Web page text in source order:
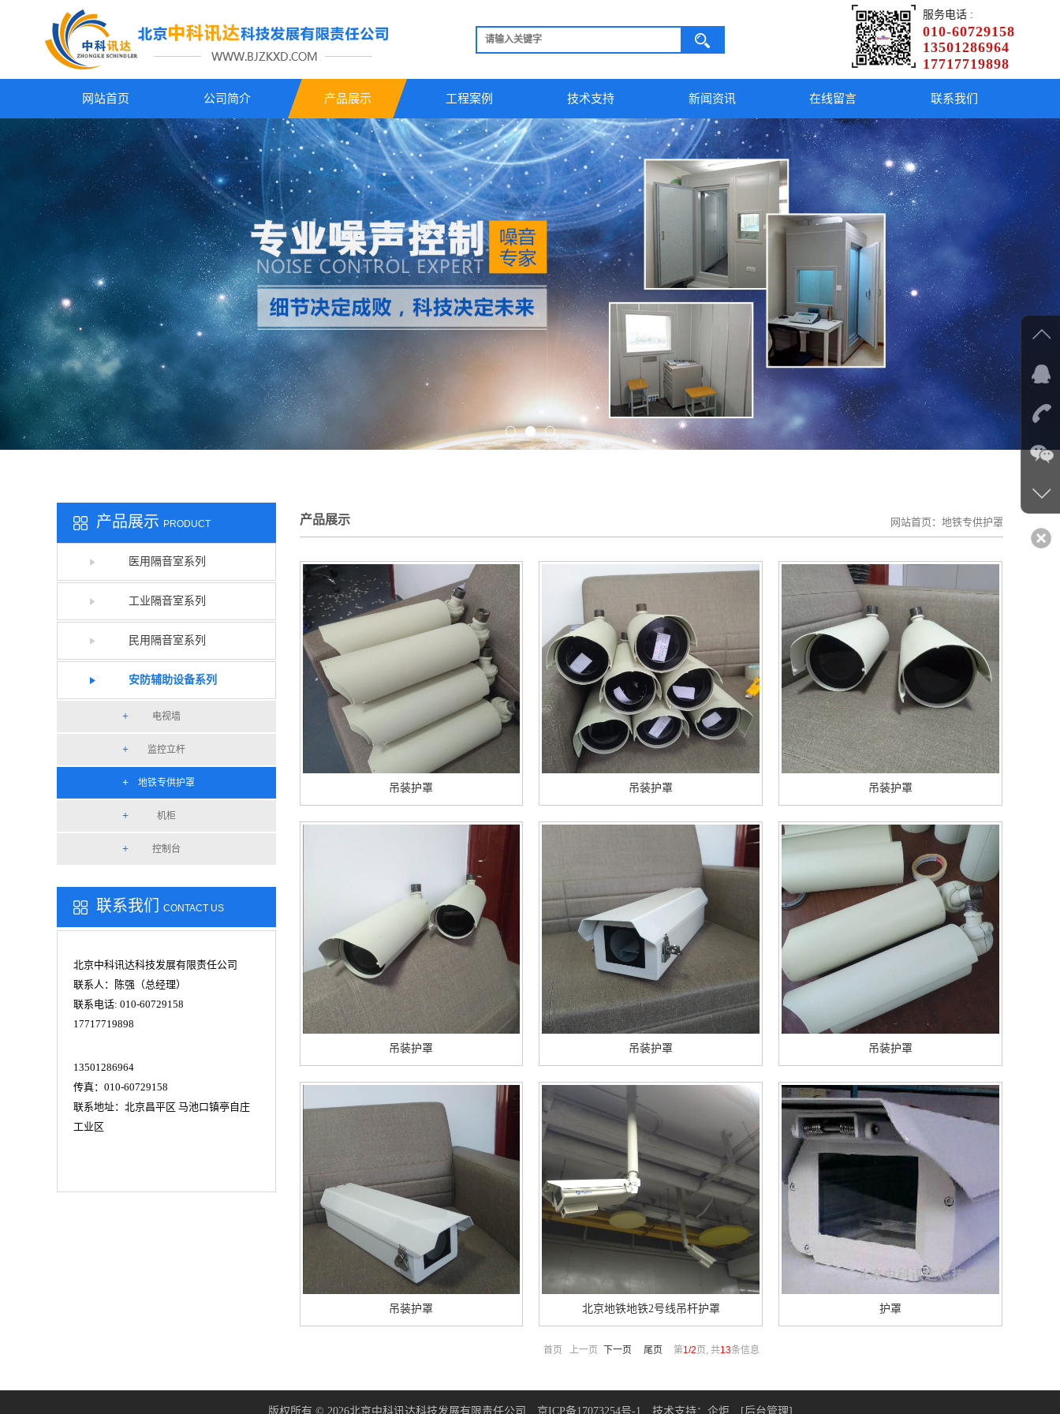
服务电话 :
010-60729158
13501286964
17717719898
网站首页 公司简介 产品展示 工程案例 技术支持 新闻资讯 在线留言 联系我们
产品展示 PRODUCT
医用隔音室系列
工业隔音室系列
民用隔音室系列
安防辅助设备系列
电视墙
监控立杆
地铁专供护罩
机柜
控制台
联系我们 CONTACT US
北京中科讯达科技发展有限责任公司
联系人：陈强（总经理）
联系电话: 010-60729158
17717719898
13501286964
传真：010-60729158
联系地址：北京昌平区 马池口镇亭自庄
工业区
产品展示 网站首页： 地铁专供护罩
吊装护罩 吊装护罩 吊装护罩
吊装护罩 吊装护罩 吊装护罩
吊装护罩 北京地铁地铁2号线吊杆护罩 护罩
首页 上一页 下一页 尾页 第1/2 页, 共13条信息
版权所有 © 2026北京中科讯达科技发展有限责任公司 京ICP备17073254号-1 技术支持： 企炬 [后台管理]